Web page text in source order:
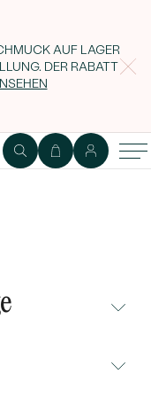
AUF LAGER
DER RABATT